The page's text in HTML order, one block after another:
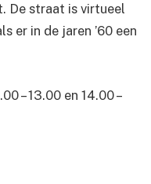
De straat is virtueel
er in de jaren ’60 een
– 13.00 en 14.00 –